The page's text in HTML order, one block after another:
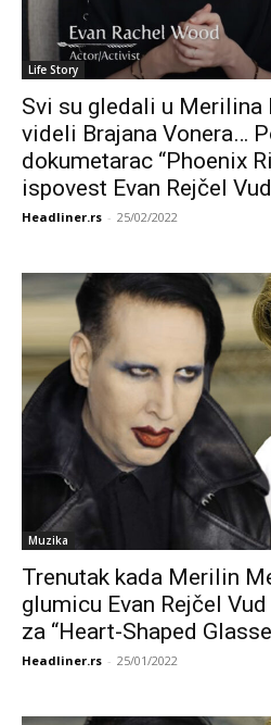
Life Story
Svi su gledali u Merilina
videli Brajana Vonera…
dokumetarac “Phoenix
ispovest Evan Rejčel Vud
Headliner.rs - 25/02/2022
Muzika
Trenutak kada Merilin
glumicu Evan Rejčel
za “Heart-Shaped
Headliner.rs - 25/01/2022